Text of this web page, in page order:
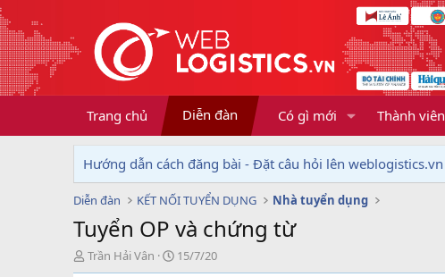
Trang chủ Diễn đàn Có gì mới Thành viên
Hướng dẫn cách đăng bài - Đặt câu hỏi lên weblogistics.vn
Diễn đàn KẾT NỐI TUYỂN DỤNG Nhà tuyển dụng
Tuyển OP và chứng từ
T
h
Trần Hải Vân
N
g
15/7/20